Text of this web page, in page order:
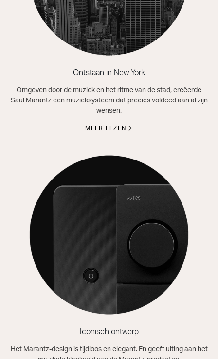
Ontstaan in New York
Omgeven door de muziek en het ritme van de stad, creëerde
Saul Marantz een muzieksysteem dat precies voldeed aan al zijn
wensen.
MEER LEZEN
Iconisch ontwerp
Het Marantz-design is tijdloos en elegant. En geeft uiting aan het